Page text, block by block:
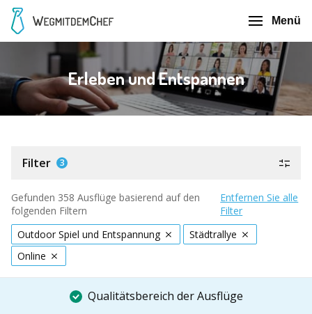
Menü
Erleben und Entspannen
Filter 3
Gefunden 358 Ausflüge basierend auf den
folgenden Filtern
Entfernen Sie alle
Filter
Outdoor Spiel und Entspannung
Städtrallye
Online
Qualitätsbereich der Ausflüge